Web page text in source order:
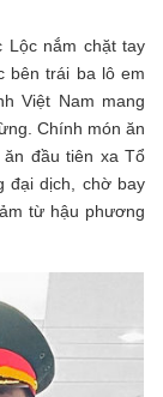
Lộc nắm chặt tay
bên trái ba lô em
Việt Nam mang
Chính món ăn
đầu tiên xa Tổ
đại dịch, chờ bay
từ hậu phương